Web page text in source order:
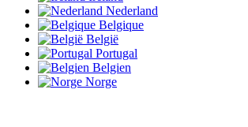
Nederland
Belgique
België
Portugal
Belgien
Norge